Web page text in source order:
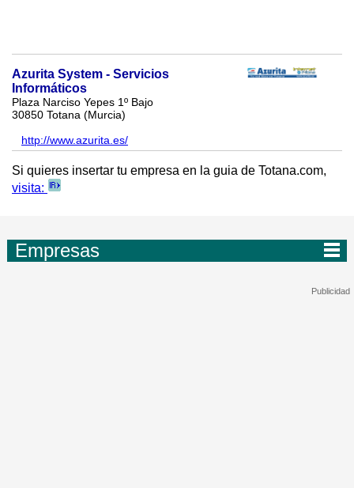
Azurita System - Servicios
Informáticos
Plaza Narciso Yepes 1º Bajo
30850 Totana (Murcia)
http://www.azurita.es/
Si quieres insertar tu empresa en la guia de Totana.com,
visita:
Empresas